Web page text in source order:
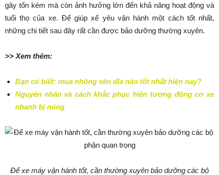
gây tốn kém mà còn ảnh hưởng lớn đến khả năng hoạt động và
tuổi thọ của xe. Để giúp xế yêu vận hành một cách tốt nhất,
những chi tiết sau đây rất cần được bảo dưỡng thường xuyên.
>> Xem thêm:
Bạn có biết: mua nhông sên dĩa nào tốt nhất hiện nay?
Nguyên nhân và cách khắc phục hiện tượng động cơ xe
nhanh bị nóng
Để xe máy vận hành tốt, cần thường xuyên bảo dưỡng các bộ